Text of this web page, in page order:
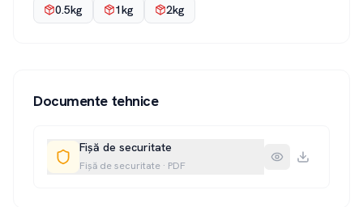
0.5kg 1kg 2kg
Documente tehnice
Fișă de securitate
Fișă de securitate · PDF